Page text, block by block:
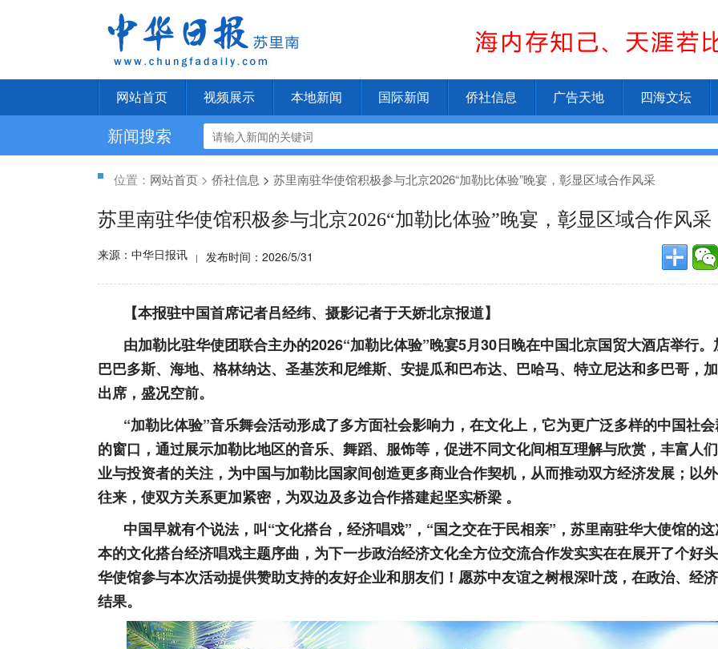
网站首页 视频展示 本地新闻 国际新闻 侨社信息 广告天地 四海文坛
新闻搜索
位置： 网站首页 > 侨社信息 > 苏里南驻华使馆积极参与北京2026“加勒比体验”晚宴，彰显区域合作风采
苏里南驻华使馆积极参与北京2026“加勒比体验”晚宴，彰显区域合作风采
来源：中华日报讯 | 发布时间：2026/5/31
【本报驻中国首席记者吕经纬、摄影记者于天娇北京报道】
由加勒比驻华使团联合主办的2026“加勒比体验”晚宴5月30日晚在中国北京国贸大酒店举行
巴巴多斯、海地、格林纳达、圣基茨和尼维斯、安提瓜和巴布达、巴哈马、特立尼达和多巴哥，
出席，盛况空前。
“加勒比体验”音乐舞会活动形成了多方面社会影响力，在文化上，它为更广泛多样的中国社
的窗口，通过展示加勒比地区的音乐、舞蹈、服饰等，促进不同文化间相互理解与欣赏，丰富人
业与投资者的关注，为中国与加勒比国家间创造更多商业合作契机，从而推动双方经济发展；以
往来，使双方关系更加紧密，为双边及多边合作搭建起坚实桥梁 。
中国早就有个说法，叫“文化搭台，经济唱戏”，“国之交在于民相亲”，苏里南驻华大使馆的
本的文化搭台经济唱戏主题序曲，为下一步政治经济文化全方位交流合作发实实在在展开了个好
华使馆参与本次活动提供赞助支持的友好企业和朋友们！愿苏中友谊之树根深叶茂，在政治、经
结果。